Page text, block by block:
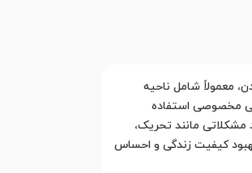
معمولاً شامل ناحیه
مخصوصی استفاده
مانند تحریک،
کیفیت زندگی و احساس